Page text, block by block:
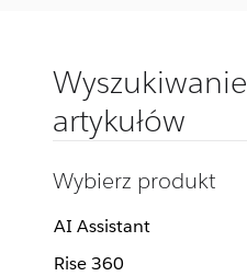
Wyszukiwanie
artykułów
Wybierz produkt
AI Assistant
Rise 360